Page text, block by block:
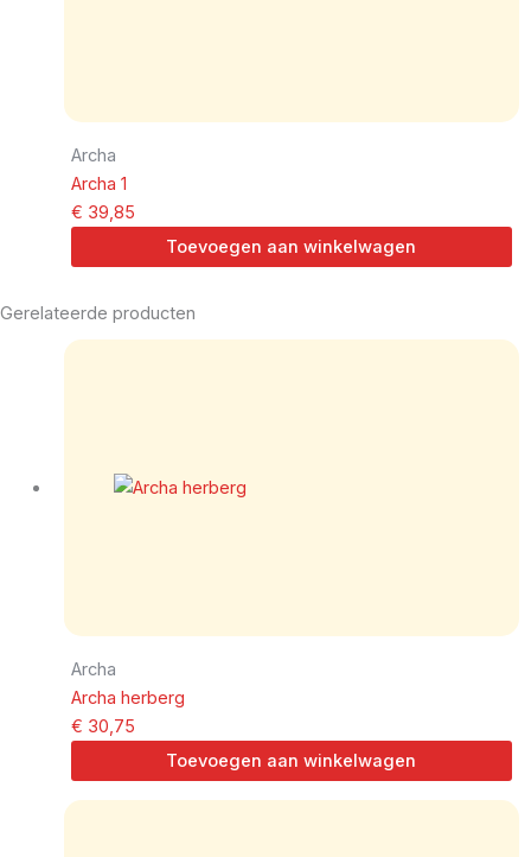
Archa
Archa 1
€ 39,85
Toevoegen aan winkelwagen
Gerelateerde producten
Archa
Archa herberg
€ 30,75
Toevoegen aan winkelwagen